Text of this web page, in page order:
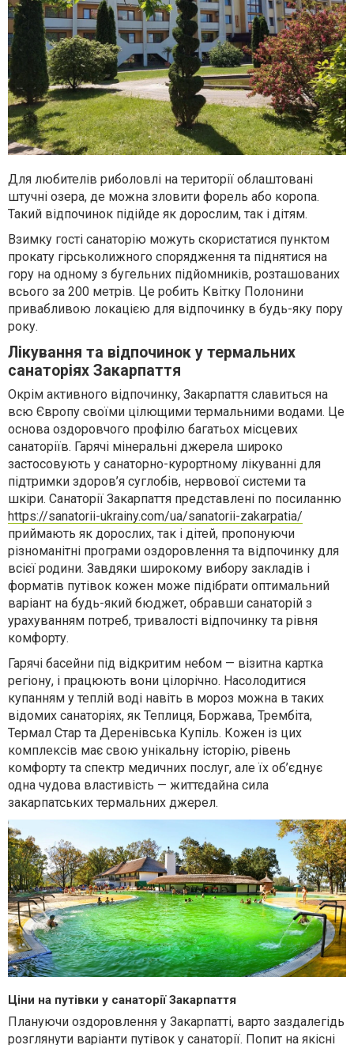
Для любителів риболовлі на території облаштовані
штучні озера, де можна зловити форель або коропа.
Такий відпочинок підійде як дорослим, так і дітям.
Взимку гості санаторію можуть скористатися пунктом
прокату гірськолижного спорядження та піднятися на
гору на одному з бугельних підйомників, розташованих
всього за 200 метрів. Це робить Квітку Полонини
привабливою локацією для відпочинку в будь-яку пору
року.
Лікування та відпочинок у термальних
санаторіях Закарпаття
Окрім активного відпочинку, Закарпаття славиться на
всю Європу своїми цілющими термальними водами. Це
основа оздоровчого профілю багатьох місцевих
санаторіїв. Гарячі мінеральні джерела широко
застосовують у санаторно-курортному лікуванні для
підтримки здоров’я суглобів, нервової системи та
шкіри. Санаторії Закарпаття представлені по посиланню
https://sanatorii-ukrainy.com/ua/sanatorii-zakarpatia/
приймають як дорослих, так і дітей, пропонуючи
різноманітні програми оздоровлення та відпочинку для
всієї родини. Завдяки широкому вибору закладів і
форматів путівок кожен може підібрати оптимальний
варіант на будь-який бюджет, обравши санаторій з
урахуванням потреб, тривалості відпочинку та рівня
комфорту.
Гарячі басейни під відкритим небом — візитна картка
регіону, і працюють вони цілорічно. Насолодитися
купанням у теплій воді навіть в мороз можна в таких
відомих санаторіях, як Теплиця, Боржава, Трембіта,
Термал Стар та Деренівська Купіль. Кожен із цих
комплексів має свою унікальну історію, рівень
комфорту та спектр медичних послуг, але їх об’єднує
одна чудова властивість — життєдайна сила
закарпатських термальних джерел.
Ціни на путівки у санаторії Закарпаття
Плануючи оздоровлення у Закарпатті, варто заздалегідь
розглянути варіанти путівок у санаторії. Попит на якісні